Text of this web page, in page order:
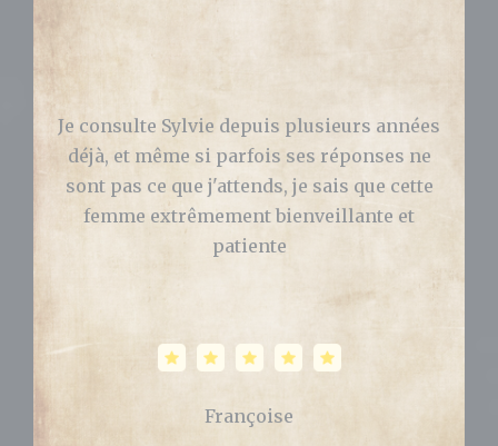
Bonjour, J’ai consulté Sylvie pour avoir des
réponses concernant ma vie pro et perso.
Elle m’a grandement aidé et ce qu’elle m’a
prédit s’est bien passé ! Je vous la
Célia